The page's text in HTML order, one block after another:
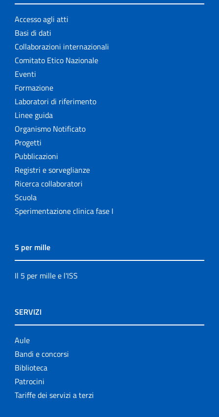
Accesso agli atti
Basi di dati
Collaborazioni internazionali
Comitato Etico Nazionale
Eventi
Formazione
Laboratori di riferimento
Linee guida
Organismo Notificato
Progetti
Pubblicazioni
Registri e sorveglianze
Ricerca collaboratori
Scuola
Sperimentazione clinica fase I
5 per mille
Il 5 per mille e l'ISS
SERVIZI
Aule
Bandi e concorsi
Biblioteca
Patrocini
Tariffe dei servizi a terzi